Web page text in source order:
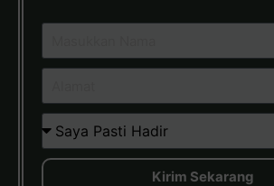
Kirim Sekarang